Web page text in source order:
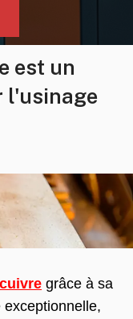
est un
l'usinage
cuivre grâce à sa